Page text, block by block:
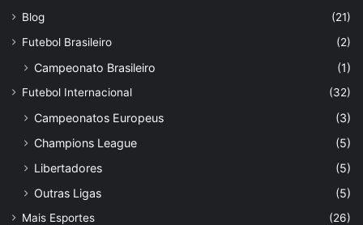
Blog
(21)
Futebol Brasileiro
(2)
Campeonato Brasileiro (1)
Futebol Internacional (32)
Campeonatos Europeus
(3)
Champions League
(5)
Libertadores
(5)
Outras Ligas
(5)
Mais Esportes (26)